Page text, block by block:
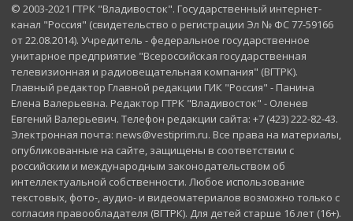
© 2003-2021 ГТРК "Владивосток". Государственный интернет-
канал "Россия" (свидетельство о регистрации Эл № ФС 77-59166
от 22.08.2014). Учредитель - федеральное государственное
унитарное предприятие "Всероссийская государственная
телевизионная и радиовещательная компания" (ВГТРК).
Главный редактор Главной редакции ГИК "Россия" - Панина
Елена Валерьевна. Редактор ГТРК "Владивосток" - Оленев
Евгений Валерьевич. Телефон редакции сайта: +7 (423) 222-82-43.
Электронная почта: news@vestiprim.ru. Все права на материалы,
опубликованные на сайте, защищены в соответствии с
российским и международным законодательством об
интеллектуальной собственности. Любое использование
текстовых, фото-, аудио- и видеоматериалов возможно только с
согласия правообладателя (ВГТРК). Для детей старше 16 лет (16+).